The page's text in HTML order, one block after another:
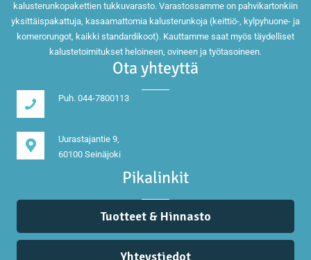
kalusterunkopakettien tukkuvarasto. Varastossamme on pahvikartonkiin
yksittäispakattuja, kasaamattomia kalusterunkoja (keittiö-, kylpyhuone- ja
komerorungot, kaikki standardikoot). Kauttamme saat myös täydelliset
kalustetoimitukset heloineen, ovineen ja työtasoineen.
Ota yhteyttä
Puh. 044-7800113
Uurastajantie 9,
60100 Seinäjoki
Pikalinkit
Tuotteet & Hinnasto
Yhteystiedot